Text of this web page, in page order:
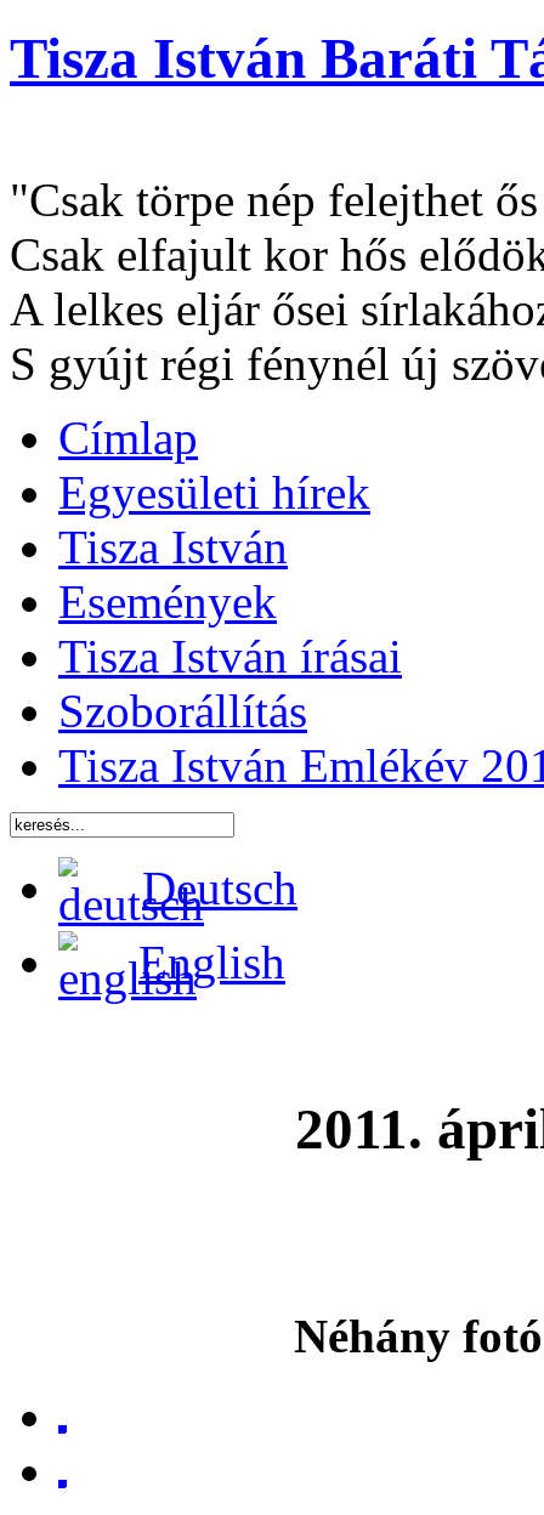
Tisza István Baráti
"Csak törpe nép felejthet
Csak elfajult kor hős
A lelkes eljár ősei
S gyújt régi fénynél új
Címlap
Egyesületi hírek
Tisza István
Események
Tisza István írásai
Szoborállítás
Tisza István Emlékév
Deutsch
English
2011.
Néhány